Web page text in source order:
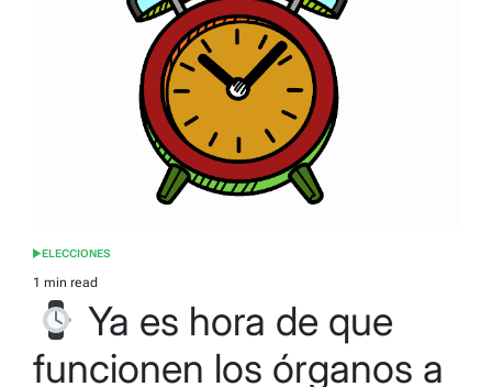
POSTED
IN
ELECCIONES
Estimated
read
time
1 min read
Ya es hora de que
funcionen los órganos a